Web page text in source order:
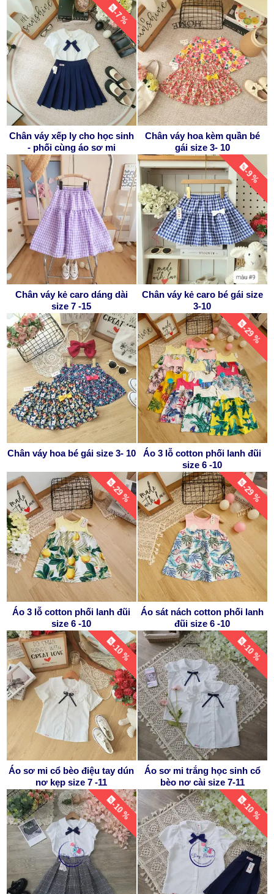
-7 %
Chân váy xếp ly cho học sinh
- phối cùng áo sơ mi
Chân váy hoa kèm quần bé
gái size 3- 10
Chân váy kẻ caro dáng dài
size 7 -15
-9 %
Chân váy kẻ caro bé gái size
3-10
Chân váy hoa bé gái size 3- 10
-29 %
Áo 3 lỗ cotton phối lanh đũi
size 6 -10
-29 %
Áo 3 lỗ cotton phối lanh đũi
size 6 -10
-29 %
Áo sát nách cotton phối lanh
đũi size 6 -10
-10 %
Áo sơ mi cổ bèo điệu tay dún
nơ kẹp size 7 -11
-10 %
Áo sơ mi trắng học sinh cổ
bèo nơ cài size 7-11
-10 % -10 %